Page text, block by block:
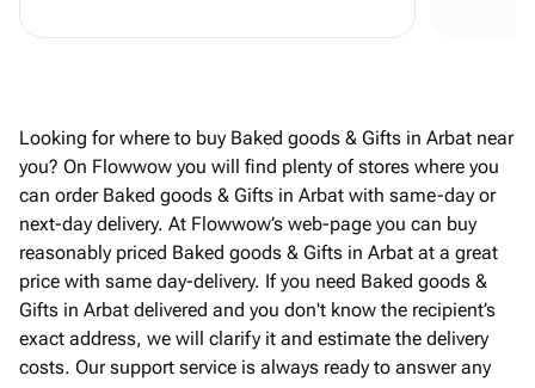
постоянно на связи, отвечала на все
вопросы и подарила мне полное
спокойствие и уверенность В итоге
всё было даже лучше, чем я могла
представить! Безумно вкусный торт,
роскошные шарики, красивая
упаковка, а самое трогательное - мою
открытку с пожеланиями аккуратно
переписали от руки. Папа был
Looking for where to buy Baked goods & Gifts in Arbat near
you? On Flowwow you will find plenty of stores where you
can order Baked goods & Gifts in Arbat with same-day or
next-day delivery. At Flowwow’s web-page you can buy
reasonably priced Baked goods & Gifts in Arbat at a great
price with same day-delivery. If you need Baked goods &
Gifts in Arbat delivered and you don't know the recipient’s
exact address, we will clarify it and estimate the delivery
costs. Our support service is always ready to answer any